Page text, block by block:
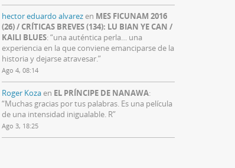
hector eduardo alvarezen MES FICUNAM 2016
(26) / CRÍTICAS BREVES (134): LU BIAN YE CAN /
KAILI BLUES: “una auténtica perla… una
experiencia en la que conviene emanciparse de la
historia y dejarse atravesar.”
Ago 4, 08:14
Roger Kozaen EL PRÍNCIPE DE NANAWA:
“Muchas gracias por tus palabras. Es una película
de una intensidad inigualable. R”
Ago 3, 18:25